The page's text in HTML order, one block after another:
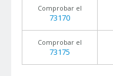
Comprobar el
73170
Comprobar el
73175